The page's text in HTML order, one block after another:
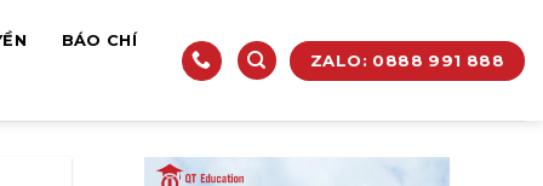
BÁO CHÍ
ZALO: 0888 991 888